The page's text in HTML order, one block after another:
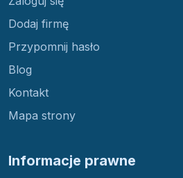
Dodaj firmę
Przypomnij hasło
Blog
Kontakt
Mapa strony
Informacje prawne